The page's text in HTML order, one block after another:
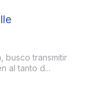
busco transmitir
al tanto d...